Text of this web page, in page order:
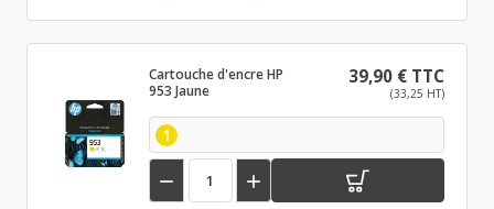
Cartouche d'encre HP
953 Jaune
39,90 € TTC
(33,25 HT)
1
 